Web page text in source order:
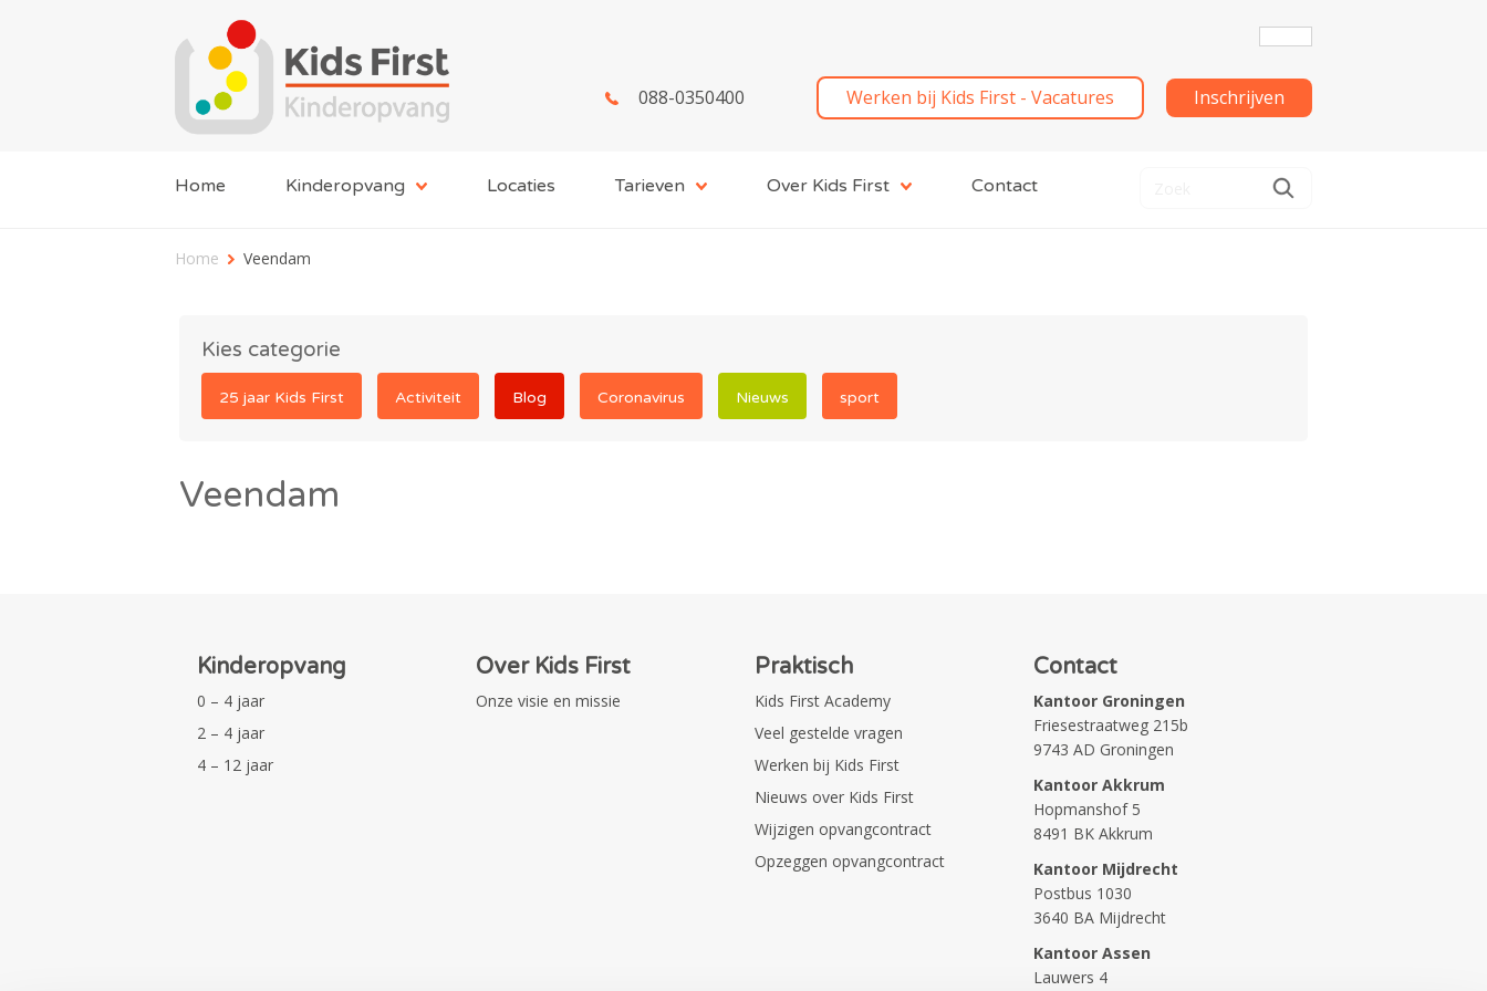
088-0350400 Werken bij Kids First - Vacatures Inschrijven
Home Kinderopvang Locaties Tarieven Over Kids First Contact
Home Veendam
Kies categorie
25 jaar Kids First Activiteit Blog Coronavirus Nieuws sport
Veendam
Kinderopvang
0 – 4 jaar
2 – 4 jaar
4 – 12 jaar
Over Kids First
Onze visie en missie
Praktisch
Kids First Academy
Veel gestelde vragen
Werken bij Kids First
Nieuws over Kids First
Wijzigen opvangcontract
Opzeggen opvangcontract
Contact
Kantoor Groningen
Friesestraatweg 215b
9743 AD Groningen
Kantoor Akkrum
Hopmanshof 5
8491 BK Akkrum
Kantoor Mijdrecht
Postbus 1030
3640 BA Mijdrecht
Kantoor Assen
Lauwers 4